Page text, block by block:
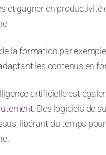
et gagner en
la formation par
les contenus en
artificielle est
. Des logiciels de
libérant du temps